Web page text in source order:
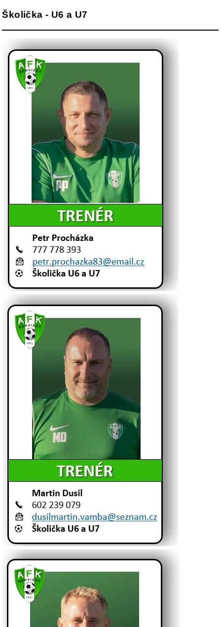
Školička - U6 a U7